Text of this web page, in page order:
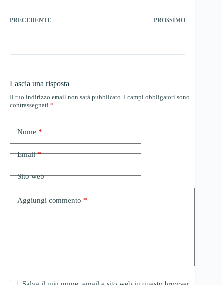
PRECEDENTE PROSSIMO
Lascia una risposta
Il tuo indirizzo email non sarà pubblicato. I campi obbligatori sono
contrassegnati *
Nome*
Email*
Sito web
Aggiungi commento *